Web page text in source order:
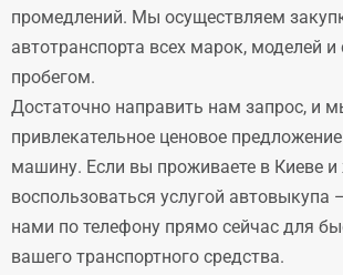
промедлений. Мы осуществляем
автотранспорта всех марок, моделей
пробегом.
Достаточно направить нам запрос, и
привлекательное ценовое
машину. Если вы проживаете в Киеве и
воспользоваться услугой автовыкупа
нами по телефону прямо сейчас для
вашего транспортного средства.